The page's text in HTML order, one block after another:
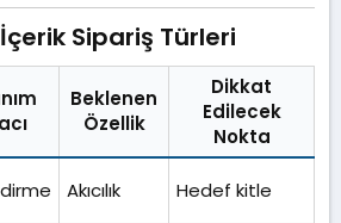
Sipariş Türleri​
Beklenen
Özellik
Dikkat
Edilecek
Nokta
Akıcılık Hedef kitle